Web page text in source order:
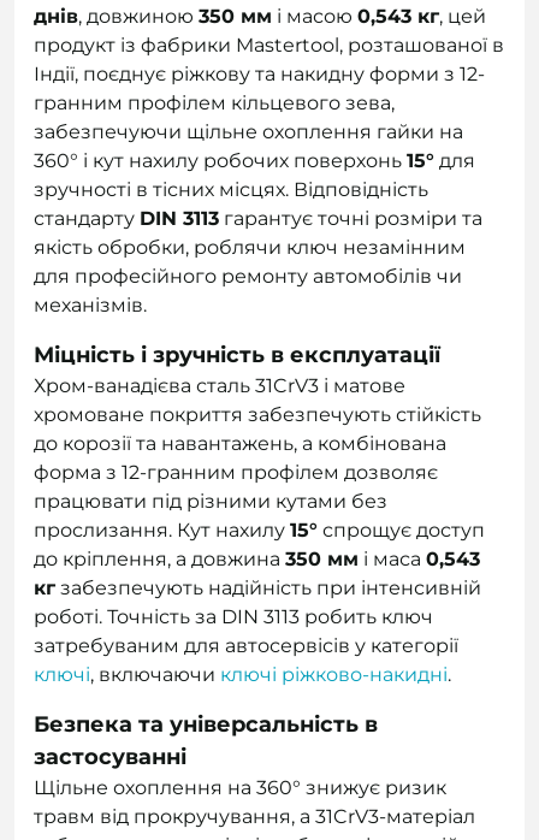
днів, довжиною 350 мм і масою 0,543 кг, цей
продукт із фабрики Mastertool, розташованої в
Індії, поєднує ріжкову та накидну форми з 12-
гранним профілем кільцевого зева,
забезпечуючи щільне охоплення гайки на
360° і кут нахилу робочих поверхонь 15° для
зручності в тісних місцях. Відповідність
стандарту DIN 3113 гарантує точні розміри та
якість обробки, роблячи ключ незамінним
для професійного ремонту автомобілів чи
механізмів.
Міцність і зручність в експлуатації
Хром-ванадієва сталь 31CrV3 і матове
хромоване покриття забезпечують стійкість
до корозії та навантажень, а комбінована
форма з 12-гранним профілем дозволяє
працювати під різними кутами без
прослизання. Кут нахилу 15° спрощує доступ
до кріплення, а довжина 350 мм і маса 0,543
кг забезпечують надійність при інтенсивній
роботі. Точність за DIN 3113 робить ключ
затребуваним для автосервісів у категорії
ключі, включаючи ключі ріжково-накидні.
Безпека та універсальність в
застосуванні
Щільне охоплення на 360° знижує ризик
травм від прокручування, а 31CrV3-матеріал